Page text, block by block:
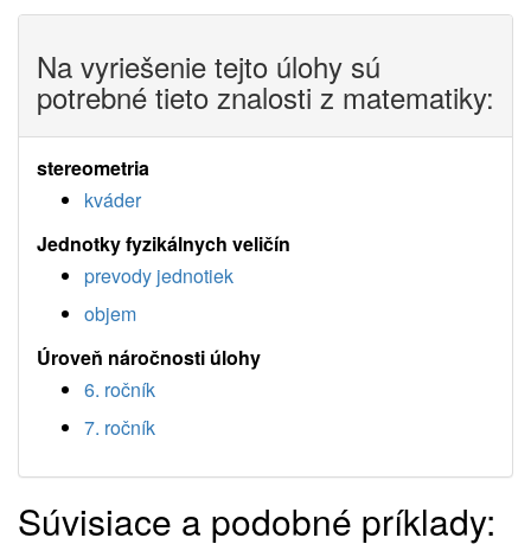
Na vyriešenie tejto úlohy sú
potrebné tieto znalosti z matematiky:
stereometria
kváder
Jednotky fyzikálnych veličín
prevody jednotiek
objem
Úroveň náročnosti úlohy
6. ročník
7. ročník
Súvisiace a podobné príklady: